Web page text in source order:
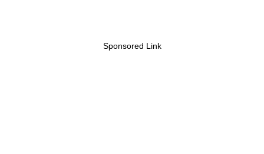
Sponsored Link